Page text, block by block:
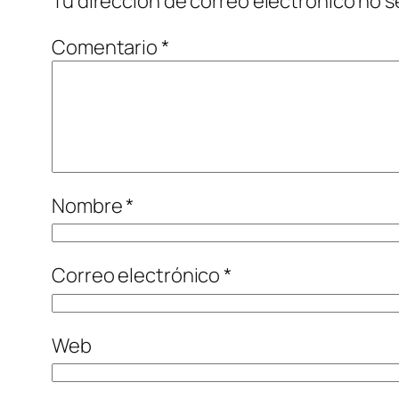
Comentario*
Nombre*
Correo electrónico*
Web